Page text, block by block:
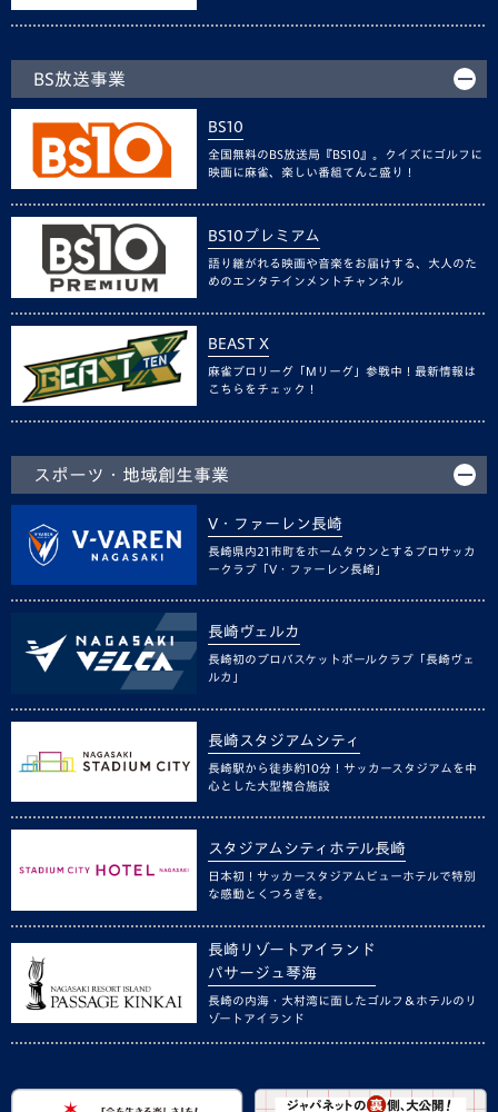
BS放送事業
BS10
全国無料のBS放送局『BS10』。クイズにゴルフに
映画に麻雀、楽しい番組てんこ盛り！
BS10プレミアム
語り継がれる映画や音楽をお届けする、大人のた
めのエンタテインメントチャンネル
BEAST X
麻雀プロリーグ「Mリーグ」参戦中！最新情報は
こちらをチェック！
スポーツ・地域創生事業
V・ファーレン長崎
長崎県内21市町をホームタウンとするプロサッカ
ークラブ「V・ファーレン長崎」
長崎ヴェルカ
長崎初のプロバスケットボールクラブ「長崎ヴェ
ルカ」
長崎スタジアムシティ
長崎駅から徒歩約10分！サッカースタジアムを中
心とした大型複合施設
スタジアムシティホテル長崎
日本初！サッカースタジアムビューホテルで特別
な感動とくつろぎを。
長崎リゾートアイランド
パサージュ琴海
長崎の内海・大村湾に面したゴルフ＆ホテルのリ
ゾートアイランド